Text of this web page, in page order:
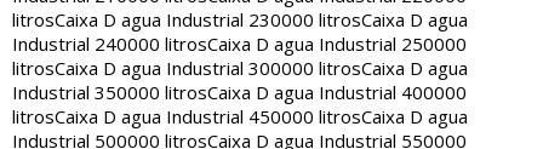
litrosCaixa D agua Industrial 230000 litrosCaixa D agua
Industrial 240000 litrosCaixa D agua Industrial 250000
litrosCaixa D agua Industrial 300000 litrosCaixa D agua
Industrial 350000 litrosCaixa D agua Industrial 400000
litrosCaixa D agua Industrial 450000 litrosCaixa D agua
Industrial 500000 litrosCaixa D agua Industrial 550000